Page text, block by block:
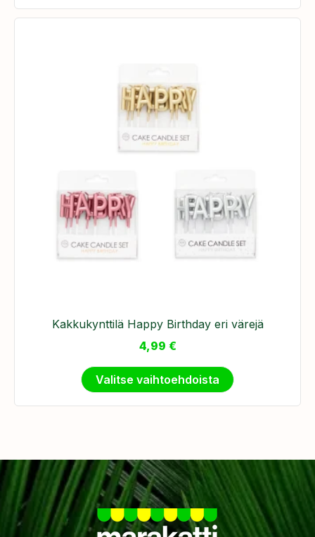
Kakkukynttilä Happy Birthday eri värejä
4,99 €
Valitse vaihtoehdoista